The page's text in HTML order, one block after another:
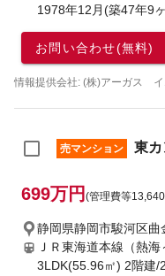
1978年12月(築47年9
お問い合わせ(無料)
情報提供会社: (株)アーガス
売マンション 東
699万円 (管理費等
静岡県静岡市駿河区曲
ＪＲ東海道本線（熱
3LDK(55.96㎡) 2階建/